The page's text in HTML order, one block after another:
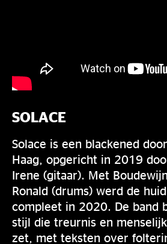
SOLACE
Solace is een blackened
Haag, opgericht in 2019
Irene (gitaar). Met
Ronald (drums) werd de
compleet in 2020. De band
stijl die treurnis en
zet, met teksten over